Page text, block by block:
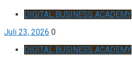
DIGITAL BUSINESS ACADEMY
Juli 23, 2026 0
DIGITAL BUSINESS ACADEMY